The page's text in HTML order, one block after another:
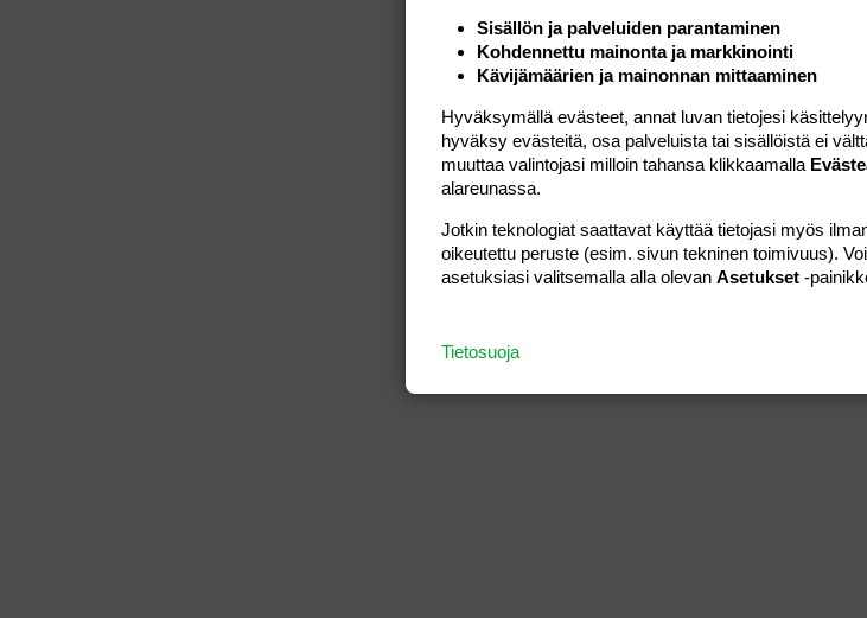
Sisällön ja palveluiden parantaminen
Kohdennettu mainonta ja markkinointi
Kävijämäärien ja mainonnan mittaaminen
Hyväksymällä evästeet, annat luvan tietojesi
hyväksy evästeitä, osa palveluista tai sisällöistä ei
muuttaa valintojasi milloin tahansa klikkaamalla
alareunassa.
Jotkin teknologiat saattavat käyttää tietojasi myös
oikeutettu peruste (esim. sivun tekninen toimivuus).
asetuksiasi valitsemalla alla olevan Asetukset -
Tietosuoja